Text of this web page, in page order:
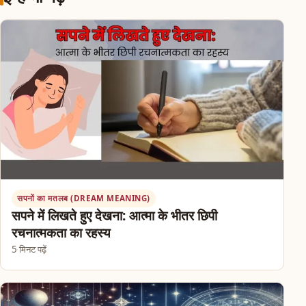
सपनों का मतलब (DREAM MEANING)
सपने में लिखते हुए देखना: आत्मा के भीतर छिपी
रचनात्मकता का रहस्य
5 मिनट पढ़ें